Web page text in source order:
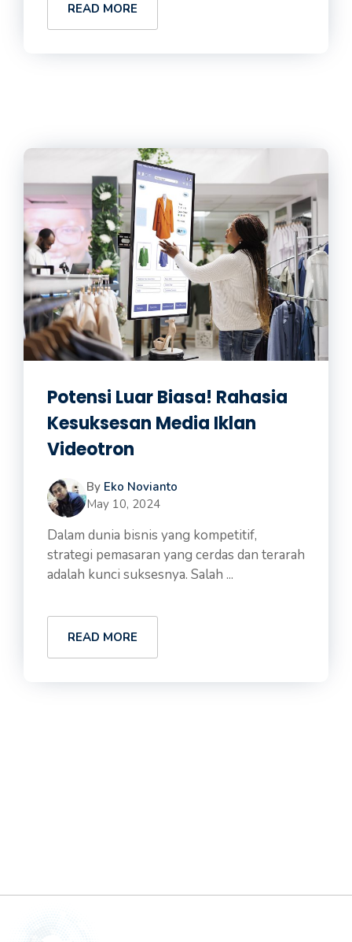
READ MORE
Potensi Luar Biasa! Rahasia
Kesuksesan Media Iklan
Videotron
By Eko Novianto
May 10, 2024
Dalam dunia bisnis yang kompetitif,
strategi pemasaran yang cerdas dan terarah
adalah kunci suksesnya. Salah ...
READ MORE